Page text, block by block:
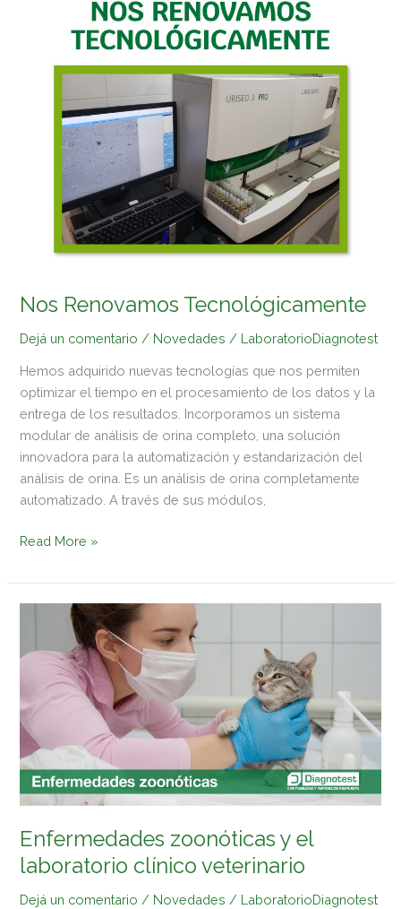
Nos Renovamos Tecnológicamente
Dejá un comentario / Novedades / LaboratorioDiagnotest
Hemos adquirido nuevas tecnologías que nos permiten
optimizar el tiempo en el procesamiento de los datos y la
entrega de los resultados. Incorporamos un sistema
modular de análisis de orina completo, una solución
innovadora para la automatización y estandarización del
análisis de orina. Es un análisis de orina completamente
automatizado. A través de sus módulos,
Read More »
Enfermedades zoonóticas y el
laboratorio clínico veterinario
Dejá un comentario / Novedades / LaboratorioDiagnotest
Enfermedades
zoonóticas
y
laboratorio
clínico
veterinario